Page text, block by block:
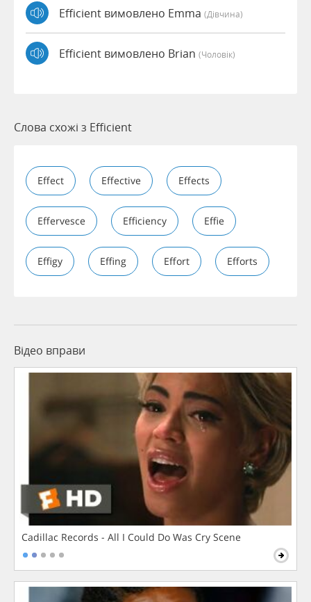
Efficient вимовлено Emma (дівчина)
Efficient вимовлено Brian (чоловік)
Слова схожі з Efficient
Effect Effective Effects
Effervesce Efficiency Effie
Effigy Effing Effort Efforts
Відео вправи
Cadillac Records - All I Could Do Was Cry Scene